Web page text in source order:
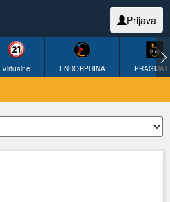
Prijava
Virtualne ENDORPHINA